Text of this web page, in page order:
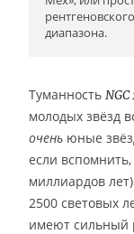
диапазона.
Туманность
молодых звёзд
очень юные
если
миллиардов
2500 световых
имеют сильный